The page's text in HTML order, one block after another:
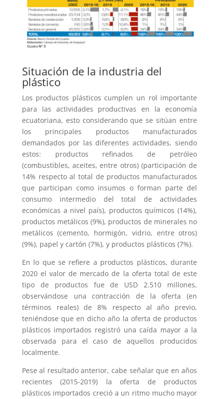
Situación de la industria del
plástico
Los productos plásticos cumplen un rol importante
para las actividades productivas en la economía
ecuatoriana, esto considerando que se sitúan entre
los principales productos manufacturados
demandados por las diferentes actividades, siendo
estos: productos refinados de petróleo
(combustibles, aceites, entre otros) (participación de
14% respecto al total de productos manufacturados
que participan como insumos o forman parte del
consumo intermedio del total de actividades
económicas a nivel país), productos químicos (14%),
productos metálicos (9%), productos de minerales no
metálicos (cemento, hormigón, vidrio, entre otros)
(9%), papel y cartón (7%), y productos plásticos (7%).
En lo que se refiere a productos plásticos, durante
2020 el valor de mercado de la oferta total de este
tipo de productos fue de USD 2.510 millones,
observándose una contracción de la oferta (en
términos reales) de 8% respecto al año previo,
teniéndose que en dicho año la oferta de productos
plásticos importados registró una caída mayor a la
observada para el caso de aquellos producidos
localmente.
Pese al resultado anterior, cabe señalar que en años
recientes (2015-2019) la oferta de productos
plásticos importados creció a un ritmo mucho mayor